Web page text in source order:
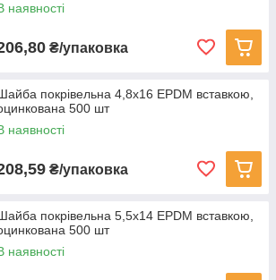
наявності
₴/упаковка
покрівельна 4,8x16 EPDM вставкою,
500 шт
наявності
₴/упаковка
покрівельна 5,5x14 EPDM вставкою,
500 шт
наявності